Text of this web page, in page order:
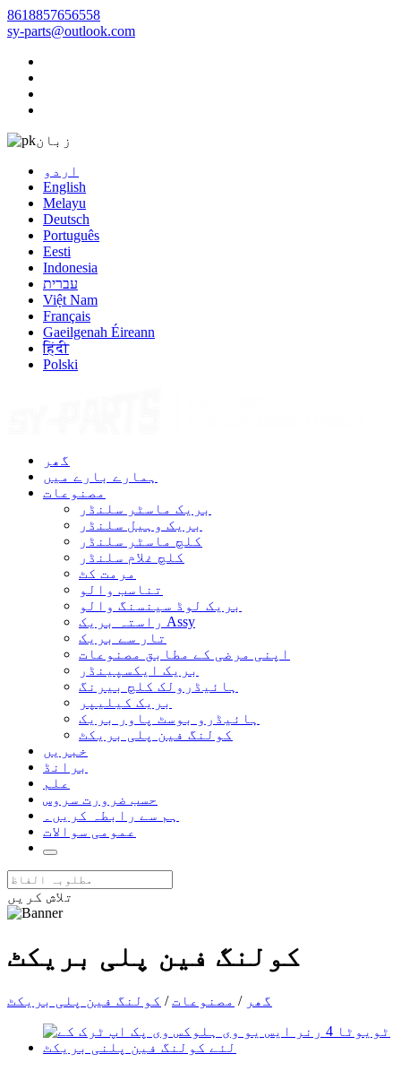
8618857656558
sy-parts@outlook.com
زبان
اردو
English
Melayu
Deutsch
Português
Eesti
Indonesia
עברית
Việt Nam
Français
Gaeilgenah Éireann
हिंदी
Polski
گھر
ہمارے بارے میں
مصنوعات
بریک ماسٹر سلنڈر
بریک وہیل سلنڈر
کلچ ماسٹر سلنڈر
کلچ غلام سلنڈر
مرمت کٹ
تناسب والو
بریک لوڈ سینسنگ والو
راستہ بریک Assy
تار سے بریک
اپنی مرضی کے مطابق مصنوعات
بریک ایکسپینڈر
ہائیڈرولک کلچ بیرنگ
بریک کیلیپر
ہائیڈرو بوسٹ پاور بریک
کولنگ فین پلی بریکٹ
خبریں
برانڈ
علم
حسب ضرورت سروس
ہم سے رابطہ کریں۔
عمومی سوالات
تلاش کریں
کولنگ فین پلی بریکٹ
گھر / مصنوعات/ کولنگ فین پلی بریکٹ